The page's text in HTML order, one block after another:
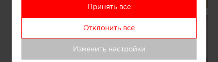
Принять все
Отклонить все
Изменить настройки